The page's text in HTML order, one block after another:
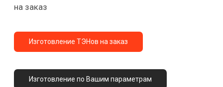
на заказ
Изготовление ТЭНов на заказ
Изготовление по Вашим параметрам